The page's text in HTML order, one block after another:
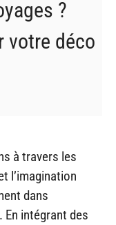
?
votre déco
à travers les
l’imagination
dans
En intégrant des